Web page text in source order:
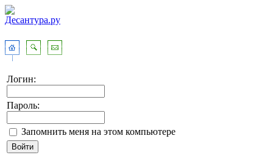
Логин:
Пароль:
Запомнить меня на этом компьютере